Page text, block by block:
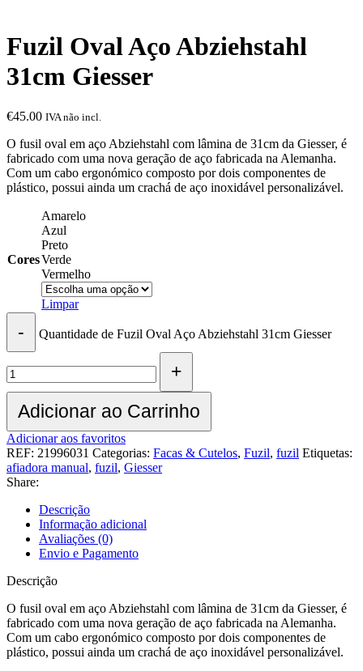
Fuzil Oval Aço Abziehstahl
31cm Giesser
€45.00 IVA não incl.
O fusil oval em aço Abziehstahl com lâmina de 31cm da Giesser, é
fabricado com uma nova geração de aço fabricada na Alemanha.
Com um cabo ergonómico composto por dois componentes de
plástico, possui ainda um crachá de aço inoxidável personalizável.
Cores
Amarelo
Azul
Preto
Verde
Vermelho
Limpar
Quantidade de Fuzil Oval Aço Abziehstahl 31cm Giesser
Adicionar ao Carrinho
Adicionar aos favoritos
REF: 21996031 Categorias: Facas & Cutelos, Fuzil, fuzil Etiquetas:
afiadora manual, fuzil, Giesser
Share:
Descrição
Informação adicional
Avaliações (0)
Envio e Pagamento
Descrição
O fusil oval em aço Abziehstahl com lâmina de 31cm da Giesser, é
fabricado com uma nova geração de aço fabricada na Alemanha.
Com um cabo ergonómico composto por dois componentes de
plástico, possui ainda um crachá de aço inoxidável personalizável.